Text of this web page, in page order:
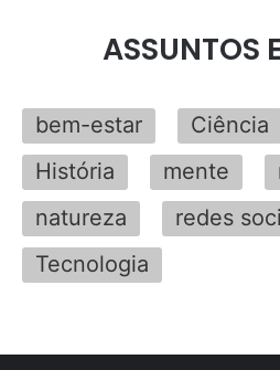
ASSUNTOS
bem-estar Ciência
História
mente
natureza
redes
Tecnologia